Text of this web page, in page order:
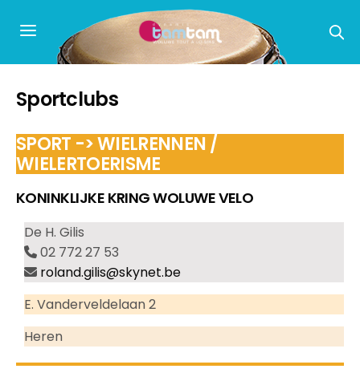
Sportclubs
SPORT -> WIELRENNEN /
WIELERTOERISME
KONINKLIJKE KRING WOLUWE VELO
De H. Gilis
02 772 27 53
roland.gilis@skynet.be
E. Vanderveldelaan 2
Heren